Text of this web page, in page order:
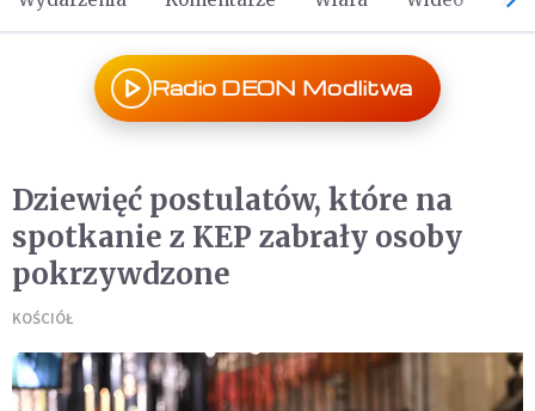
Radio DEON Modlitwa
Dziewięć postulatów, które na
spotkanie z KEP zabrały osoby
pokrzywdzone
KOŚCIÓŁ